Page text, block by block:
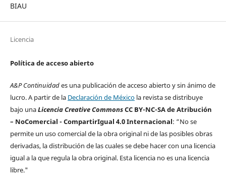
BIAU
Licencia
Política de acceso abierto
A&P Continuidades una publicación de acceso abierto y sin ánimo de
lucro. A partir de la Declaración de Méxicola revista se distribuye
bajo unaLicencia Creative CommonsCC BY-NC-SA de Atribución
– NoComercial - CompartirIgual 4.0 Internacional: “No se
permite un uso comercial de la obra original ni de las posibles obras
derivadas, la distribución de las cuales se debe hacer con una licencia
igual a la que regula la obra original. Esta licencia no es una licencia
libre."